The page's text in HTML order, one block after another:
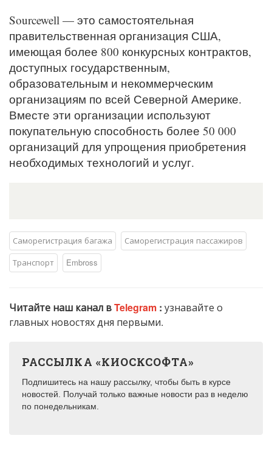
Sourcewell — это самостоятельная
правительственная организация США,
имеющая более 800 конкурсных контрактов,
доступных государственным,
образовательным и некоммерческим
организациям по всей Северной Америке.
Вместе эти организации используют
покупательную способность более 50 000
организаций для упрощения приобретения
необходимых технологий и услуг.
Саморегистрация багажа
Саморегистрация пассажиров
Транспорт
Embross
Читайте наш канал вTelegram : узнавайте о
главных новостях дня первыми.
РАССЫЛКА «КИОСКСОФТА»
Подпишитесь на нашу рассылку, чтобы быть в курсе
новостей. Получай только важные новости раз в неделю
по понедельникам.